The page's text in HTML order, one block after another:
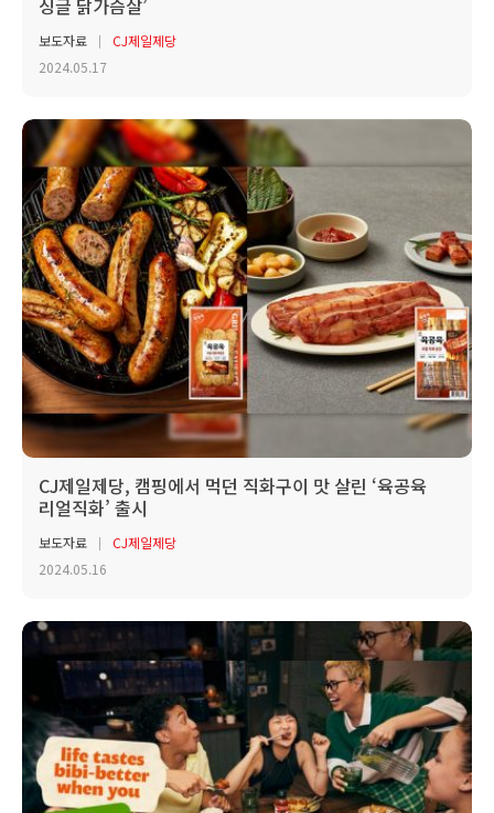
싱글 닭가슴살’
보도자료
CJ제일제당
2024.05.17
CJ제일제당, 캠핑에서 먹던 직화구이 맛 살린 ‘육공육
리얼직화’ 출시
보도자료
CJ제일제당
2024.05.16